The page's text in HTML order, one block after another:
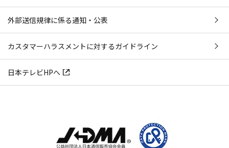
外部送信規律に係る通知・公表
カスタマーハラスメントに対するガイドライン
日本テレビHPへ